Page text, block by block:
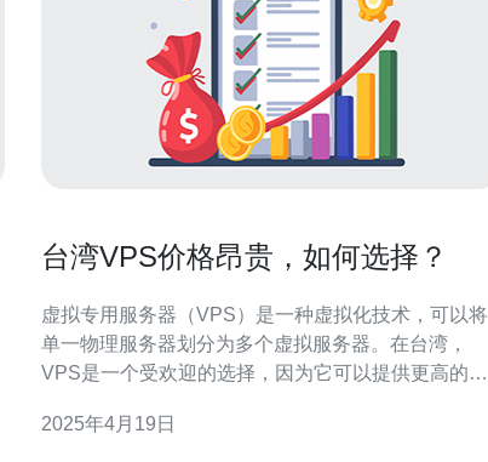
台湾VPS价格昂贵，如何选择？
虚拟专用服务器（VPS）是一种虚拟化技术，可以将
单一物理服务器划分为多个虚拟服务器。在台湾，
VPS是一个受欢迎的选择，因为它可以提供更高的性
如何选择适合自己的VPS成为了一个重要的问题。 在
2025年4月19日